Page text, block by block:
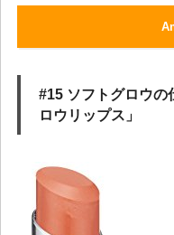
#15 ソフトグロウの
ロウリップス」